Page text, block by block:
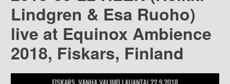
Lindgren & Esa Ruoho)
live at Equinox Ambience
2018, Fiskars, Finland